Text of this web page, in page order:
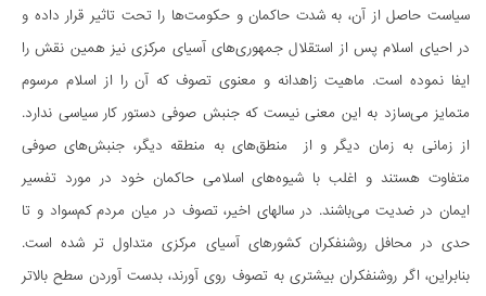
سیاست حاصل از آن، به شدت حاکمان و حکومت­‌ها را تحت تاثیر قرار داده و
در احیای اسلام پس از استقلال جمهوری­‌های آسیای مرکزی نیز همین نقش را
ایفا نموده است. ماهیت زاهدانه و معنوی تصوف که آن را از اسلام مرسوم
متمایز می‌­سازد به این معنی نیست که جنبش صوفی دستور کار سیاسی ندارد.
از زمانی به زمان دیگر و از منطق‌ه­ای به منطقه دیگر، جنبش­‌های صوفی
متفاوت هستند و اغلب با شیوه­‌های اسلامی حاکمان خود در مورد تفسیر
ایمان در ضدیت می­‌باشند. در سال­های اخیر، تصوف در میان مردم کم­‌سواد و تا
حدی در محافل روشنفکران کشورهای آسیای مرکزی متداول تر شده است.
بنابراین، اگر روشنفکران بیشتری به تصوف روی آورند، بدست آوردن سطح بالاتر